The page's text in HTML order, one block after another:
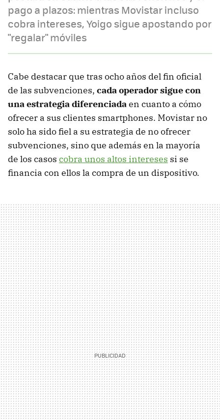
pago a plazos: mientras Movistar incluso
cobra intereses, Yoigo sigue apostando por
"regalar" móviles
Cabe destacar que tras ocho años del fin oficial
de las subvenciones, cada operador sigue con
una estrategia diferenciadaen cuanto a cómo
ofrecer a sus clientes smartphones. Movistar no
solo ha sido fiel a su estrategia de no ofrecer
subvenciones, sino que además en la mayoría
de los casos cobra unos altos intereses si se
financia con ellos la compra de un dispositivo.